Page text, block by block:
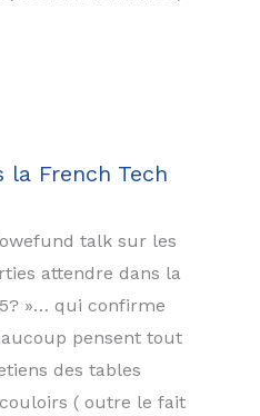
la French Tech
talk sur les
attendre dans la
»… qui confirme
pensent tout
des tables
( outre le fait